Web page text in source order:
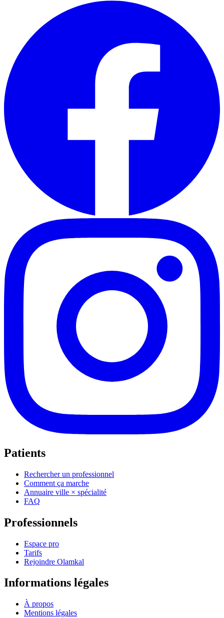
Patients
Rechercher un professionnel
Comment ça marche
Annuaire ville × spécialité
FAQ
Professionnels
Espace pro
Tarifs
Rejoindre Olamkal
Informations légales
À propos
Mentions légales